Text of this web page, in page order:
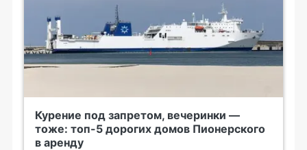
Курение под запретом, вечеринки —
тоже: топ-5 дорогих домов Пионерского
в аренду